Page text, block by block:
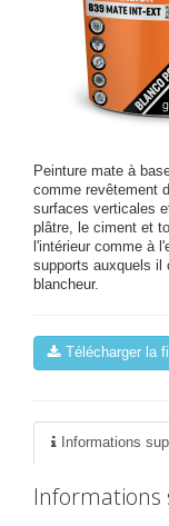
Peinture mate à
comme revêtement
surfaces verticales
plâtre, le ciment et
l'intérieur comme à
supports auxquels il
blancheur.
Télécharger la
Informations